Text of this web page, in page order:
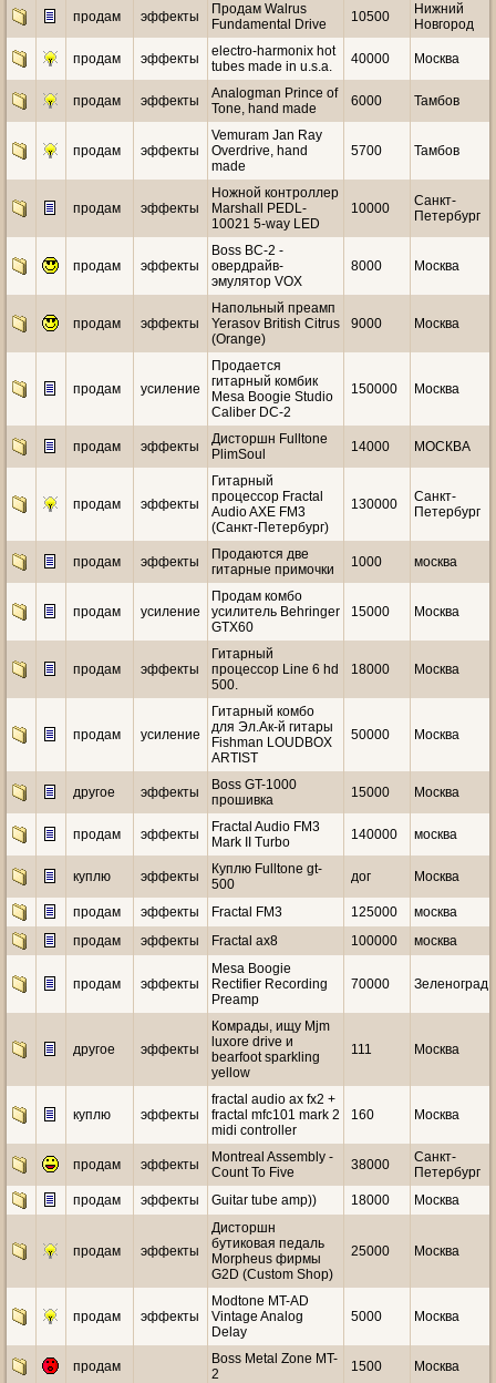
продам эффекты
Продам Walrus
Fundamental Drive
10500
Нижний
Новгород
продам эффекты
electro-harmonix hot
tubes made in u.s.a.
40000 Москва
продам эффекты
Analogman Prince of
Tone, hand made
6000 Тамбов
продам эффекты
Vemuram Jan Ray
Overdrive, hand
made
5700 Тамбов
продам эффекты
Ножной контроллер
Marshall PEDL-
10021 5-way LED
10000
Санкт-
Петербург
продам эффекты
Boss BC-2 -
овердрайв-
эмулятор VOX
8000 Москва
продам эффекты
Напольный преамп
Yerasov British Citrus
(Orange)
9000 Москва
продам усиление
Продается
гитарный комбик
Mesa Boogie Studio
Caliber DC-2
150000 Москва
продам эффекты
Дисторшн Fulltone
PlimSoul
14000 МОСКВА
продам эффекты
Гитарный
процессор Fractal
Audio AXE FM3
(Санкт-Петербург)
130000
Санкт-
Петербург
продам эффекты
Продаются две
гитарные примочки
1000 москва
продам усиление
Продам комбо
усилитель Behringer
GTX60
15000 Москва
продам эффекты
Гитарный
процессор Line 6 hd
500.
18000 Москва
продам усиление
Гитарный комбо
для Эл.Ак-й гитары
Fishman LOUDBOX
ARTIST
50000 Москва
другое эффекты
Boss GT-1000
прошивка
15000 Москва
продам эффекты
Fractal Audio FM3
Mark II Turbo
140000 москва
куплю эффекты
Куплю Fulltone gt-
500
дог Москва
продам эффекты Fractal FM3 125000
москва
продам
эффекты Fractal ax8 100000 москва
продам эффекты
Mesa Boogie
Rectifier Recording
Preamp
70000 Зеленоград
другое эффекты
Комрады, ищу Mjm
luxore drive и
bearfoot sparkling
yellow
111 Москва
куплю эффекты
fractal audio ax fx2 +
fractal mfc101 mark 2
midi controller
160 Москва
продам эффекты
Montreal Assembly -
Count To Five
38000
Санкт-
Петербург
продам
эффекты Guitar tube amp)) 18000 Москва
продам эффекты
Дисторшн
бутиковая педаль
Morpheus фирмы
G2D (Custom Shop)
25000 Москва
продам эффекты
Мodtone MT-AD
Vintage Analog
Delay
5000 Москва
продам
Boss Metal Zone MT-
2
1500 Москва